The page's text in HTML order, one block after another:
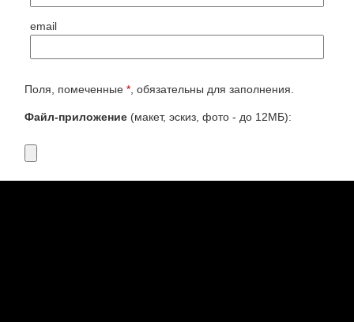
email
Поля, помеченные *, обязательны для заполнения.
Файл-приложение (макет, эскиз, фото - до 12МБ):